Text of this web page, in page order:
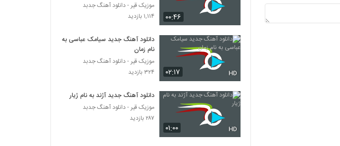
دانلود آهنگ بمان از مهدی مطلق
۲۹۷ بازدید
دانلود آهنگ رضا همتی لب دریا
دانلود آهنگ جدید و زیبای علیرضا عباس زاده با
نام فنجون برعکس
۳۴۰ بازدید
۰۰:۴۶
موزیک قیر - دانلود آهنگ جدبد
۱,۱۱۴ بازدید
۰۲:۱۷ HD
دانلود آهنگ جدید سیامک عباسی به
نام زمان
موزیک قیر - دانلود آهنگ جدبد
۳۲۴ بازدید
۰۱:۰۰ HD
دانلود آهنگ جدید آژند به نام ژیار
موزیک قیر - دانلود آهنگ جدبد
۲۸۷ بازدید